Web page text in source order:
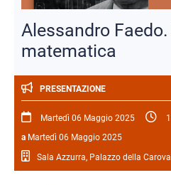
Alessandro
matematica
PRESENTAZIONE
Martedì 06 Maggio 2025
a Martedì 06 Maggio 2025
Sala Azzurra, Palazzo della